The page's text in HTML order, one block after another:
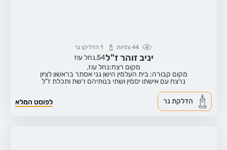
44 צפיות 1 הדליקו נר
יניב זוהר ז"ל54, נחל עוז
מקום רצח:נחל עוז,
מקום קבורה: בית העלמין הישן גני אסתר בראשון לציון
נרצח עם אישתו יסמין ושתי בנותיהם רשת ותכלת ז"ל
לפוסט המלא הדלקת נר